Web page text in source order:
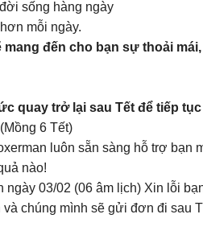
sống hàng ngày
mỗi ngày.
đến cho bạn sự thoải
quay trở lại sau Tết để tiếp
6 Tết)
luôn sẵn sàng hỗ trợ bạn
nào!
03/02 (06 âm lịch) Xin lỗi
chúng mình sẽ gửi đơn đi sau